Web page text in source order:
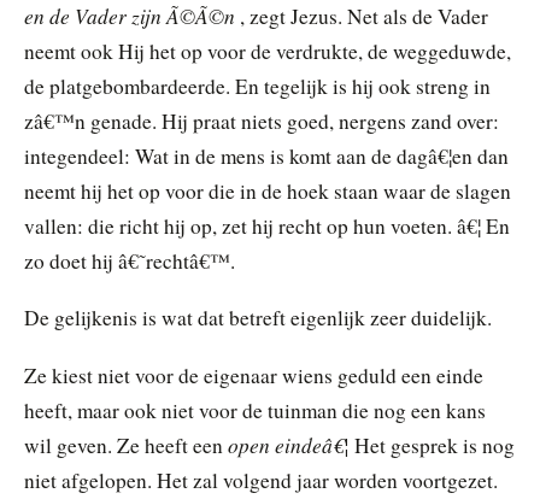
en de Vader zijn Ã©Ã©n , zegt Jezus. Net als de Vader
neemt ook Hij het op voor de verdrukte, de weggeduwde,
de platgebombardeerde. En tegelijk is hij ook streng in
zâ€™n genade. Hij praat niets goed, nergens zand over:
integendeel: Wat in de mens is komt aan de dagâ€¦en dan
neemt hij het op voor die in de hoek staan waar de slagen
vallen: die richt hij op, zet hij recht op hun voeten. â€¦ En
zo doet hij â€˜rechtâ€™.
De gelijkenis is wat dat betreft eigenlijk zeer duidelijk.
Ze kiest niet voor de eigenaar wiens geduld een einde
heeft, maar ook niet voor de tuinman die nog een kans
wil geven. Ze heeft eenopen eindeâ€¦ Het gesprek is nog
niet afgelopen. Het zal volgend jaar worden voortgezet.